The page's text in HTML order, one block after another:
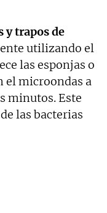
y trapos de
utilizando el
las esponjas o
el microondas a
minutos. Este
las bacterias